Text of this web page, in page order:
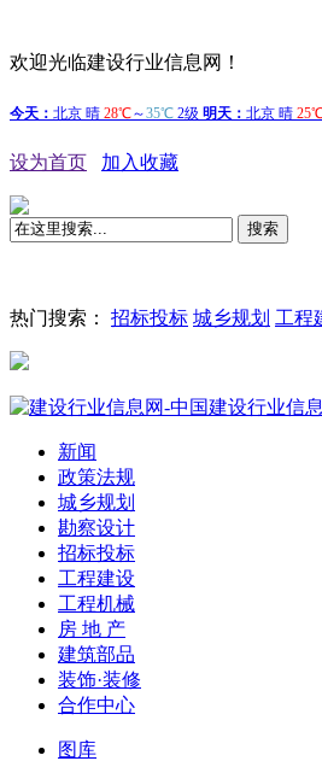
欢迎光临建设行业信息网！
设为首页 加入收藏
搜索
热门搜索： 招标投标 城乡规划 工程
新闻
政策法规
城乡规划
勘察设计
招标投标
工程建设
工程机械
房 地 产
建筑部品
装饰·装修
合作中心
图库